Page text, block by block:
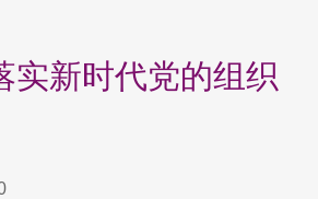
实新时代党的组织